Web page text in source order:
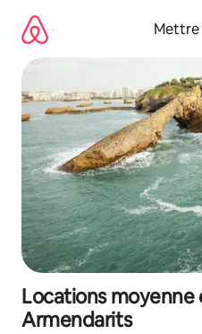
directement
contenu
Mettre
Locations
Armendarits